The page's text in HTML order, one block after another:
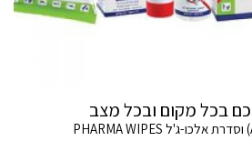
בכל מקום ובכל מצב